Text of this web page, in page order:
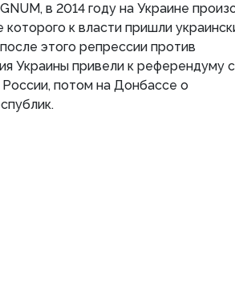
в 2014 году на Украине
которого к власти пришли
этого репрессии против
Украины привели к референдуму
потом на Донбассе о